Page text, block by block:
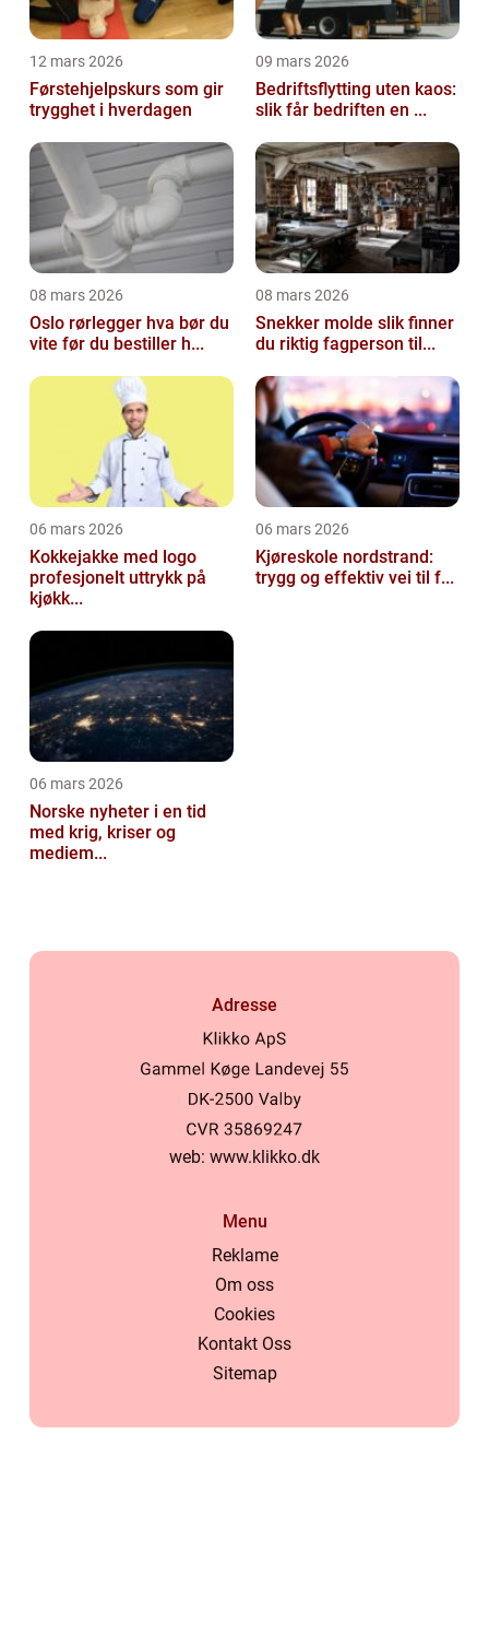
12 mars 2026
Førstehjelpskurs som gir
trygghet i hverdagen
09 mars 2026
Bedriftsflytting uten kaos:
slik får bedriften en ...
08 mars 2026
Oslo rørlegger hva bør du
vite før du bestiller h...
08 mars 2026
Snekker molde slik finner
du riktig fagperson til...
06 mars 2026
Kokkejakke med logo
profesjonelt uttrykk på
kjøkk...
06 mars 2026
Kjøreskole nordstrand:
trygg og effektiv vei til f...
06 mars 2026
Norske nyheter i en tid
med krig, kriser og
mediem...
Adresse
web: www.klikko.dk
Menu
Reklame
Om oss
Cookies
Kontakt Oss
Sitemap